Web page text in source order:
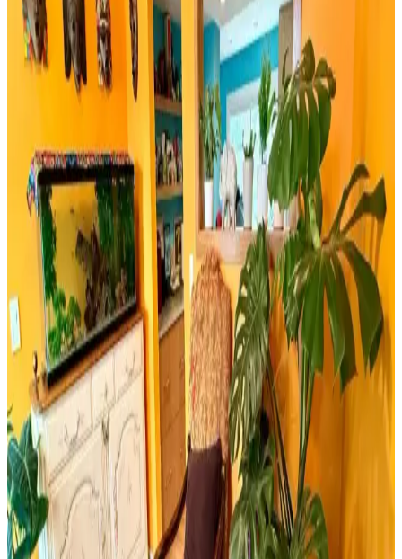
Bambu Stor Perdeler Karşılaştırması: Evesen ve
Linadora Modellerinin Özellikleri ve Farkları
Evesen ve Linadora bambu stor perdelerinin tasarım, dayanıklılık ve
kullanım kolaylığı açısından detaylı karşılaştırması. En uygun
seçeneği belirlemenize yardımcı olur.
Bosch TSM6A011W ve Musullu Kahve Baharat
Öğütücü Karşılaştırması
Bosch TSM6A011W ve Musullu kahve ve baharat öğütücüsü
arasındaki farklar, özellikler ve kullanıcı yorumlarıyla en uygun
seçimi yapmanıza yardımcı olur.
Retro Ahşap Poster Karşılaştırması: Dışarıdan Stres
Getirmek Yasaktır ve Edebiyat Sokağı Setleri
İki farklı retro ahşap poster ürününü karşılaştırıyoruz. Dışarıdan stres
getirmek yasaktır yazılı poster ve edebiyat temalı setler, kalite ve
kullanım açısından detaylı analizlerle ev dekorasyonunuza yeni bir
soluk getiriyor.
Milwaukee Alüminyum Şerit Metre 8mt 25mm
Dayanıklı ve Hassas Profesyonel Ölçüm Aracı
Milwaukee Alüminyum Şerit Metre 8 metre uzunluğu ve 25mm
genişliğiyle, dayanıklı yapısı ve yüksek hassasiyetiyle inşaat ve yapı
sektöründe güvenilir ölçüm sağlar.
Yıpranmış Banyolarda Renk Uyumu ve Mekan
Kullanımı İçin Doğru Boya Seçimi